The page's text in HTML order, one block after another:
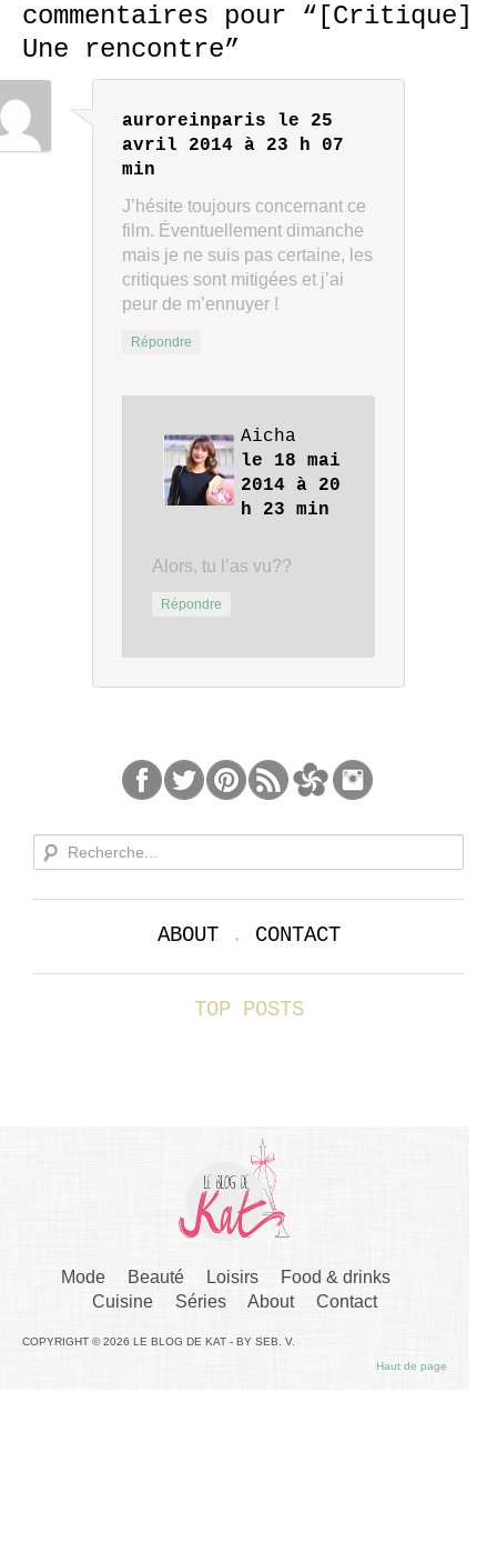
commentaires pour “ [Critique]
Une rencontre”
auroreinparis
le 25
avril 2014 à 23 h 07
min
J’hésite toujours concernant ce
film. Éventuellement dimanche
mais je ne suis pas certaine, les
critiques sont mitigées et j’ai
peur de m’ennuyer !
Répondre
Aicha
le 18 mai
2014 à 20
h 23 min
Alors, tu l’as vu??
Répondre
ABOUT. CONTACT
TOP POSTS
Mode Beauté Loisirs
Food & drinks
Cuisine
Séries About Contact
COPYRIGHT © 2026 LE BLOG DE KAT - BY SEB. V.
Haut de page